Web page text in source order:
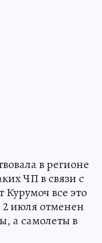
в регионе
ЧП в связи с
все это
июля отменен
а самолеты в